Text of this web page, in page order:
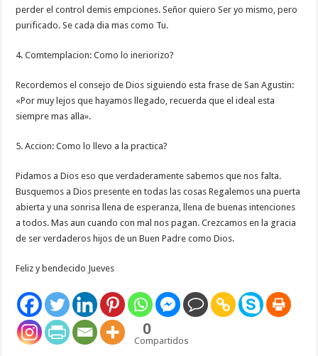
perder el control demis empciones. Señor quiero Ser yo mismo, pero
purificado. Se cada dia mas como Tu.
4. Comtemplacion: Como lo ineriorizo?
Recordemos el consejo de Dios siguiendo esta frase de San Agustin:
«Por muy lejos que hayamos llegado, recuerda que el ideal esta
siempre mas alla».
5. Accion: Como lo llevo a la practica?
Pidamos a Dios eso que verdaderamente sabemos que nos falta.
Busquemos a Dios presente en todas las cosas Regalemos una puerta
abierta y una sonrisa llena de esperanza, llena de buenas intenciones
a todos. Mas aun cuando con mal nos pagan. Crezcamos en la gracia
de ser verdaderos hijos de un Buen Padre como Dios.
Feliz y bendecido Jueves
0
Compartidos